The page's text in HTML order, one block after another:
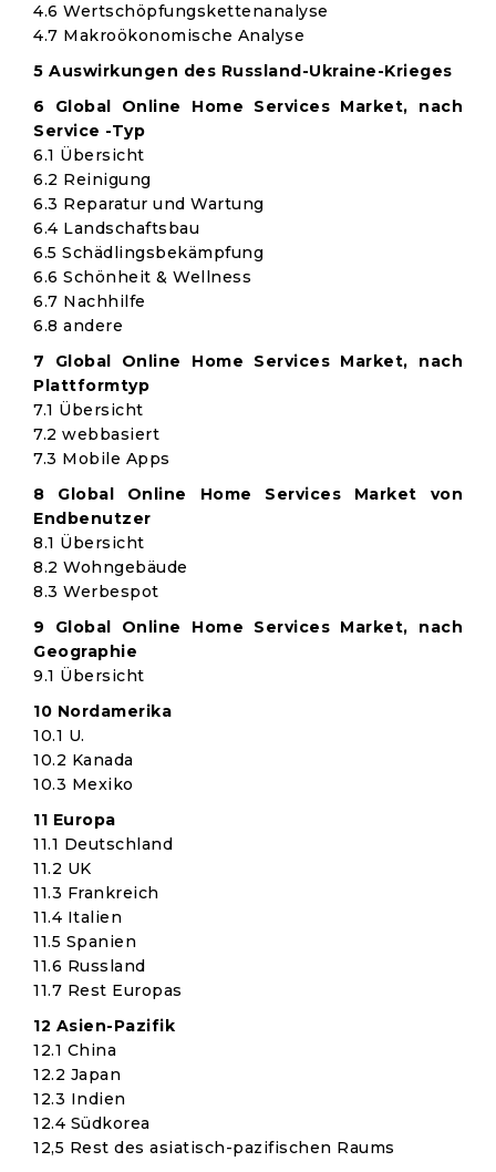
4.6 Wertschöpfungskettenanalyse
4.7 Makroökonomische Analyse
5 Auswirkungen des Russland-Ukraine-Krieges
6 Global Online Home Services Market, nach
Service -Typ
6.1 Übersicht
6.2 Reinigung
6.3 Reparatur und Wartung
6.4 Landschaftsbau
6.5 Schädlingsbekämpfung
6.6 Schönheit & Wellness
6.7 Nachhilfe
6.8 andere
7 Global Online Home Services Market, nach
Plattformtyp
7.1 Übersicht
7.2 webbasiert
7.3 Mobile Apps
8 Global Online Home Services Market von
Endbenutzer
8.1 Übersicht
8.2 Wohngebäude
8.3 Werbespot
9 Global Online Home Services Market, nach
Geographie
9.1 Übersicht
10 Nordamerika
10.1 U.
10.2 Kanada
10.3 Mexiko
11 Europa
11.1 Deutschland
11.2 UK
11.3 Frankreich
11.4 Italien
11.5 Spanien
11.6 Russland
11.7 Rest Europas
12 Asien-Pazifik
12.1 China
12.2 Japan
12.3 Indien
12.4 Südkorea
12,5 Rest des asiatisch-pazifischen Raums